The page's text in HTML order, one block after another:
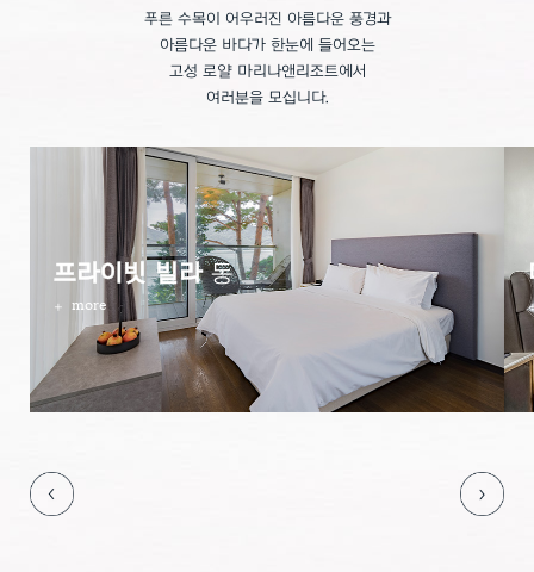
푸른 수목이 어우러진 아름다운 풍경과
아름다운 바다가 한눈에 들어오는
고성 로얄 마리나앤리조트에서
여러분을 모십니다.
프라이빗 빌라동
more